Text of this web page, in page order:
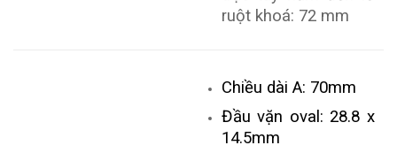
ruột khoá: 72 mm
Chiều dài A: 70mm
Đầu vặn oval: 28.8 x
14.5mm